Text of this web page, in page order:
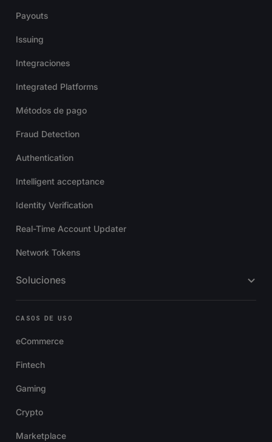
Payouts
Issuing
Integraciones
Integrated Platforms
Métodos de pago
Fraud Detection
Authentication
Intelligent acceptance
Identity Verification
Real-Time Account Updater
Network Tokens
Soluciones
CASOS DE USO
eCommerce
Fintech
Gaming
Crypto
Marketplace